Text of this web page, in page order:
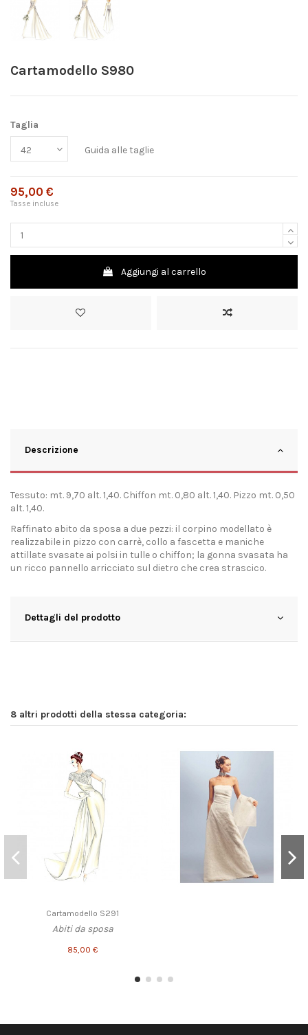
Cartamodello S980
Taglia
Guida alle taglie
95,00 €
Tasse incluse
Aggiungi al carrello
Descrizione
Tessuto: mt. 9,70 alt. 1,40. Chiffon mt. 0,80 alt. 1,40. Pizzo mt. 0,50
alt. 1,40.
Raffinato abito da sposa a due pezzi: il corpino modellato è
realizzabile in pizzo con carrè, collo a fascetta e maniche
attillate svasate ai polsi in tulle o chiffon; la gonna svasata ha
un ricco pannello arricciato sul dietro che crea strascico.
Dettagli del prodotto
8 altri prodotti della stessa categoria:
Cartamodello S291
Abiti da sposa
85,00 €